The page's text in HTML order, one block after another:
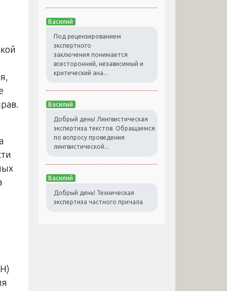
Василий
Под рецензированием
экспертного
заключения понимается
всесторонний, независимый и
критический ана...
Василий
Добрый день! Лингвистическая
экспертиза текстов. Обращаемся
по вопросу проведения
лингвистической...
Василий
Добрый день! Техническая
экспертиза частного причала